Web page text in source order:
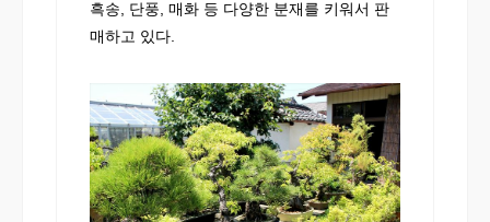
흑송, 단풍, 매화 등 다양한 분재를 키워서 판
매하고 있다.